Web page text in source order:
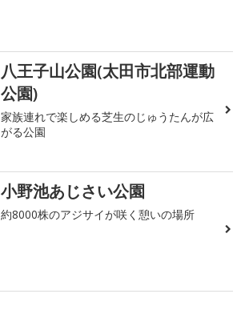
八王子山公園(太田市北部運動
公園)
家族連れで楽しめる芝生のじゅうたんが広
がる公園
小野池あじさい公園
約8000株のアジサイが咲く憩いの場所